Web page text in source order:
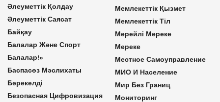
Әлеуметтік Қолдау
Әлеуметтік Саясат
Байқау
Балалар Және Спорт
Балалар!»
Баспасөз Мәслихаты
Бәрекелді
Безопасная Цифровизация
Мемлекеттік Қызмет
Мемлекеттік Тіл
Мерейлі Мереке
Мереке
Местное Самоуправление
МИО И Население
Мир Без Границ
Мониторинг